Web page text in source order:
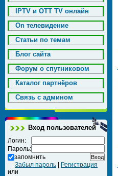
IPTV и OTT TV онлайн
On телевидение
Статьи по темам
Блог сайта
Форум о спутниковом
Каталог партнёров
Cвязь с админом
Вход пользователей
Логин:
Пароль:
запомнить
Забыл пароль
Регистрация
или